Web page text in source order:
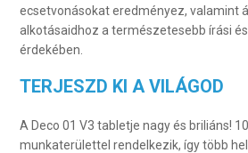
ecsetvonásokat eredményez, valamint
alkotásaidhoz a természetesebb írási
érdekében.
TERJESZD KI A VILÁGOD
A Deco 01 V3 tabletje nagy és briliáns!
munkaterülettel rendelkezik, így több